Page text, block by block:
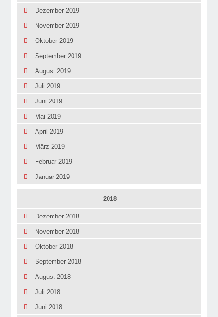
Dezember 2019
November 2019
Oktober 2019
September 2019
August 2019
Juli 2019
Juni 2019
Mai 2019
April 2019
März 2019
Februar 2019
Januar 2019
2018
Dezember 2018
November 2018
Oktober 2018
September 2018
August 2018
Juli 2018
Juni 2018